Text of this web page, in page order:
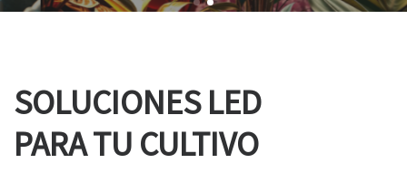
SOLUCIONES LED
PARA TU CULTIVO